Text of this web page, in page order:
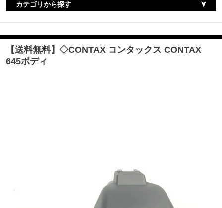
カテゴリから探す
【送料無料】◇CONTAX コンタックス CONTAX
645ボディ